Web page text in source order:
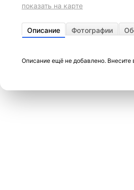
показать на карте
Описание Фотографии
Описание ещё не добавлено.